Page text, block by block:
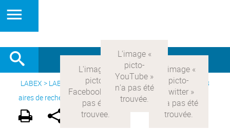
LABEX > LABEX COMOD> Version française > Recherche >
8
aires de recherche> Modernités arabes